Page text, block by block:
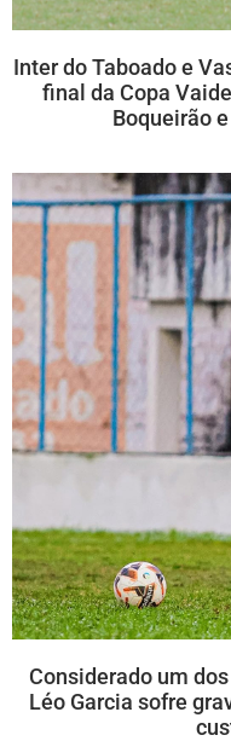
Inter do Taboado e
final da Copa
Boqueirão
Considerado um
Léo Garcia sofre